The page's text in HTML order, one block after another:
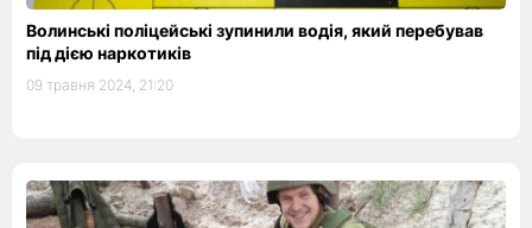
Волинські поліцейські зупинили водія, який перебував
під дією наркотиків
09 травня 2024, 21:20